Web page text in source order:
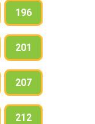
196
201
207
212